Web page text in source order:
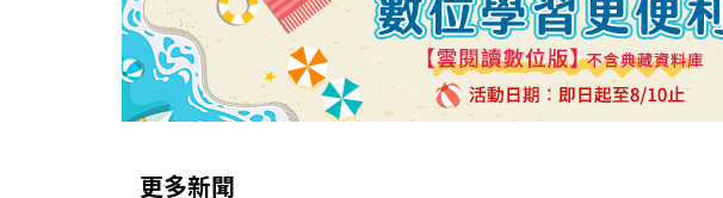
更多新聞